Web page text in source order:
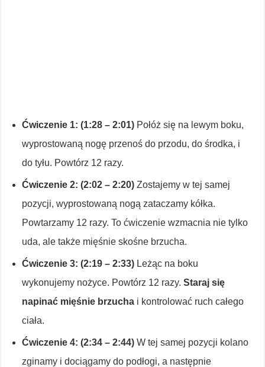
Ćwiczenie 1: (1:28 – 2:01) Połóż się na lewym boku,
wyprostowaną nogę przenoś do przodu, do środka, i
do tyłu. Powtórz 12 razy.
Ćwiczenie 2: (2:02 – 2:20) Zostajemy w tej samej
pozycji, wyprostowaną nogą zataczamy kółka.
Powtarzamy 12 razy. To ćwiczenie wzmacnia nie tylko
uda, ale także mięśnie skośne brzucha.
Ćwiczenie 3: (2:19 – 2:33) Leżąc na boku
wykonujemy nożyce. Powtórz 12 razy.Staraj się
napinać mięśnie brzucha i kontrolować ruch całego
ciała.
Ćwiczenie 4: (2:34 – 2:44) W tej samej pozycji kolano
zginamy i dociągamy do podłogi, a następnie